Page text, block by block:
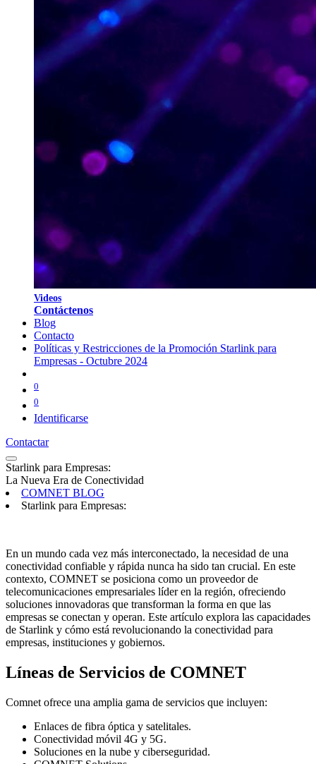
Videos
Contáctenos
Blog
Contacto
Políticas y Restricciones de la Promoción Starlink para
Empresas - Octubre 2024
0
0
Identificarse
Contactar
Starlink para Empresas:
La Nueva Era de Conectividad
COMNET BLOG
Starlink para Empresas:
En un mundo cada vez más interconectado, la necesidad de una
conectividad confiable y rápida nunca ha sido tan crucial. En este
contexto, COMNET se posiciona como un proveedor de
telecomunicaciones empresariales líder en la región, ofreciendo
soluciones innovadoras que transforman la forma en que las
empresas se conectan y operan. Este artículo explora las capacidades
de Starlink y cómo está revolucionando la conectividad para
empresas, instituciones y gobiernos.
Líneas de Servicios de COMNET
Comnet ofrece una amplia gama de servicios que incluyen:
Enlaces de fibra óptica y satelitales.
Conectividad móvil 4G y 5G.
Soluciones en la nube y ciberseguridad.